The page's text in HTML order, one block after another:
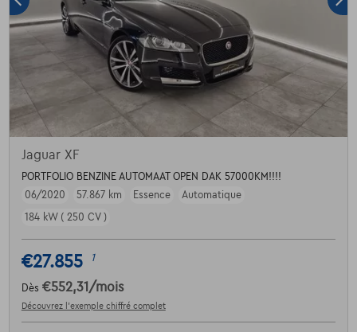
Jaguar XF
PORTFOLIO BENZINE AUTOMAAT OPEN DAK 57000KM!!!!
06/2020
57.867 km Essence
Automatique
184 kW ( 250 CV )
€27.855 1
Dès €552,31 /mois
Découvrez l’exemple chiffré complet